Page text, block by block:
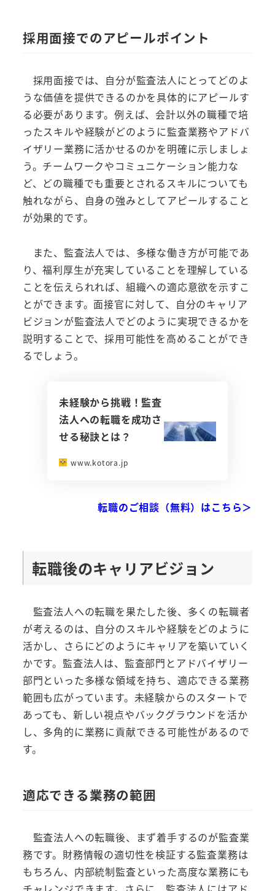
採用面接でのアピールポイント
採用面接では、自分が監査法人にとってどのよ
うな価値を提供できるのかを具体的にアピールす
る必要があります。例えば、会計以外の職種で培
ったスキルや経験がどのように監査業務やアドバ
イザリー業務に活かせるのかを明確に示しましょ
う。チームワークやコミュニケーション能力な
ど、どの職種でも重要とされるスキルについても
触れながら、自身の強みとしてアピールすること
が効果的です。
また、監査法人では、多様な働き方が可能であ
り、福利厚生が充実していることを理解している
ことを伝えられれば、組織への適応意欲を示すこ
とができます。面接官に対して、自分のキャリア
ビジョンが監査法人でどのように実現できるかを
説明することで、採用可能性を高めることができ
るでしょう。
未経験から挑戦！監査
法人への転職を成功さ
せる秘訣とは？
www.kotora.jp
転職のご相談（無料）はこちら＞
転職後のキャリアビジョン
監査法人への転職を果たした後、多くの転職者
が考えるのは、自分のスキルや経験をどのように
活かし、さらにどのようにキャリアを築いていく
かです。監査法人は、監査部門とアドバイザリー
部門といった多様な領域を持ち、適応できる業務
範囲も広がっています。未経験からのスタートで
あっても、新しい視点やバックグラウンドを活か
し、多角的に業務に貢献できる可能性があるので
す。
適応できる業務の範囲
監査法人への転職後、まず着手するのが監査業
務です。財務情報の適切性を検証する監査業務は
もちろん、内部統制監査といった高度な業務にも